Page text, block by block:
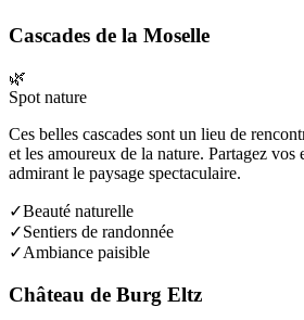
Cascades de la Moselle
🌿
Spot nature
Ces belles cascades sont un lieu de
et les amoureux de la nature. Partagez vos
admirant le paysage spectaculaire.
✓Beauté naturelle
✓Sentiers de randonnée
✓Ambiance paisible
Château de Burg Eltz